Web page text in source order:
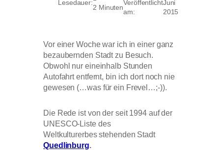
Puppenstube…
Lesedauer:
2 Minuten
Veröffentlicht
am:
Juni
2015
Vor einer Woche war ich in einer ganz
bezaubernden Stadt zu Besuch.
Obwohl nur eineinhalb Stunden
Autofahrt entfernt, bin ich dort noch nie
gewesen (…was für ein Frevel…;-)).
Die Rede ist von der seit 1994 auf der
UNESCO-Liste des
Weltkulturerbes stehenden Stadt
Quedlinburg.